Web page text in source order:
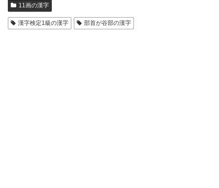
11画の漢字
漢字検定1級の漢字 部首が谷部の漢字